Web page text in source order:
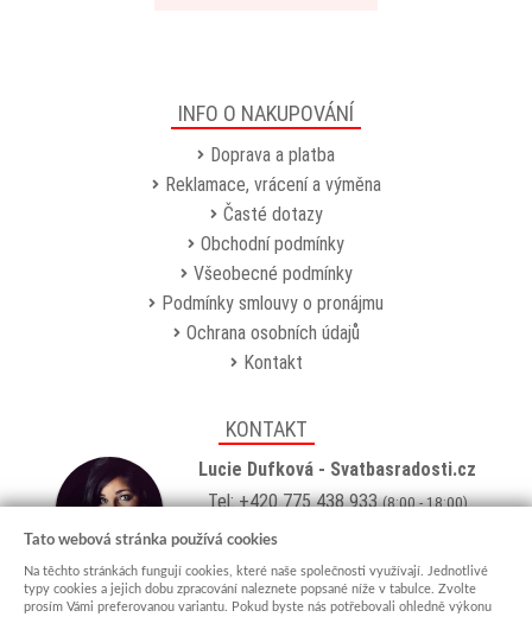
INFO O NAKUPOVÁNÍ
Doprava a platba
Reklamace, vrácení a výměna
Časté dotazy
Obchodní podmínky
Všeobecné podmínky
Podmínky smlouvy o pronájmu
Ochrana osobních údajů
Kontakt
KONTAKT
Lucie Dufková - Svatbasradosti.cz
Tel: +420 775 438 933(8:00 - 18:00)
Email:
Showroom
Jungmannova 627, Kyjov 69701
Tato webová stránka používá cookies
Na těchto stránkách fungují cookies, které naše společnosti využívají. Jednotlivé
typy cookies a jejich dobu zpracování naleznete popsané níže v tabulce. Zvolte
prosím Vámi preferovanou variantu. Pokud byste nás potřebovali ohledně výkonu